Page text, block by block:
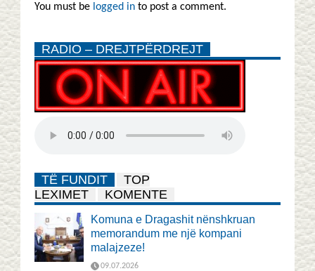
You must be logged in to post a comment.
RADIO – DREJTPËRDREJT
TË FUNDIT
TOP
LEXIMET
KOMENTE
Komuna e Dragashit nënshkruan
memorandum me një kompani
malajzeze!
09.07.2026